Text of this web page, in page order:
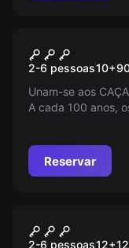
Caça
2-6 pessoas10+
Unam-se aos
A cada 100 anos,
caçar vampiros e
Junte-se à batalha
Reservar
The
2-6 pessoas12+